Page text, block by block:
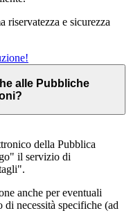
riservatezza e sicurezza
alle Pubbliche
della Pubblica
il servizio di
anche per eventuali
necessità specifiche (ad